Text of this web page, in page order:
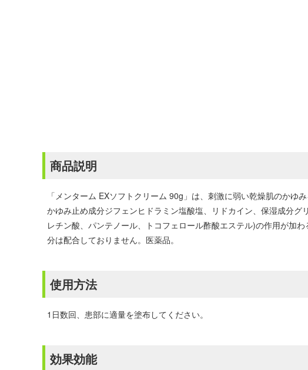
商品説明
「メンターム EXソフトクリーム 90g」は、刺激に弱い乾燥肌のかゆ
かゆみ止め成分ジフェンヒドラミン塩酸塩、リドカイン、保湿成分
レチン酸、パンテノール、トコフェロール酢酸エステル)の作用が加
分は配合しておりません。医薬品。
使用方法
1日数回、患部に適量を塗布してください。
効果効能